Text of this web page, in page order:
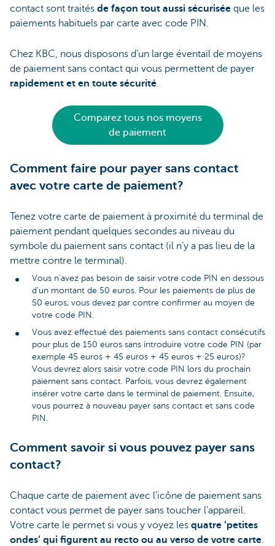
contact sont traités de façon tout aussi sécurisée que les
paiements habituels par carte avec code PIN.
Chez KBC, nous disposons d’un large éventail de moyens
de paiement sans contact qui vous permettent de payer
rapidement et en toute sécurité.
Comparez tous nos moyens
de paiement
Comment faire pour payer sans contact
avec votre carte de paiement?
Tenez votre carte de paiement à proximité du terminal de
paiement pendant quelques secondes au niveau du
symbole du paiement sans contact (il n’y a pas lieu de la
mettre contre le terminal).
Vous n’avez pas besoin de saisir votre code PIN en dessous
d’un montant de 50 euros. Pour les paiements de plus de
50 euros, vous devez par contre confirmer au moyen de
votre code PIN.
Vous avez effectué des paiements sans contact consécutifs
pour plus de 150 euros sans introduire votre code PIN (par
exemple 45 euros + 45 euros + 45 euros + 25 euros)?
Vous devrez alors saisir votre code PIN lors du prochain
paiement sans contact. Parfois, vous devrez également
insérer votre carte dans le terminal de paiement. Ensuite,
vous pourrez à nouveau payer sans contact et sans code
PIN.
Comment savoir si vous pouvez payer sans
contact?
Chaque carte de paiement avec l’icône de paiement sans
contact vous permet de payer sans toucher l’appareil.
Votre carte le permet si vous y voyez les quatre ‘petites
ondes’ qui figurent au recto ou au verso de votre carte.